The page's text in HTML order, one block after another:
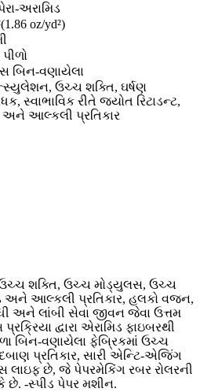
અરામિડ
oz/yd²)
બિન-વણાયેલા
ઉચ્ચ શક્તિ, ઘર્ષણ
સ્વાભાવિક રીતે જ્યોત રિટાડન્ટ,
આલ્કલી પ્રતિકાર
ઉચ્ચ શક્તિ, ઉચ્ચ મોડ્યુલસ, ઉચ્ચ
અને આલ્કલી પ્રતિકાર, હલકો વજન,
અને લાંબી સેવા જીવન જેવા ઉત્તમ
દ્વારા એરામિડ ફાઇબરથી
બિન-વણાયેલા ફેબ્રિકમાં ઉચ્ચ
પ્રતિકાર, સારી એન્ટિ-એજિંગ
લાઇફ છે, જે પેપરમેકિંગ રબર રોલરની
છે. -સ્પીડ પેપર મશીન.